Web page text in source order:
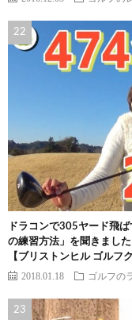
ドラコンで305ヤード飛
の練習方法」を聞きまし
【ブリストンヒル ゴルフ
2018.01.18 ゴルフの